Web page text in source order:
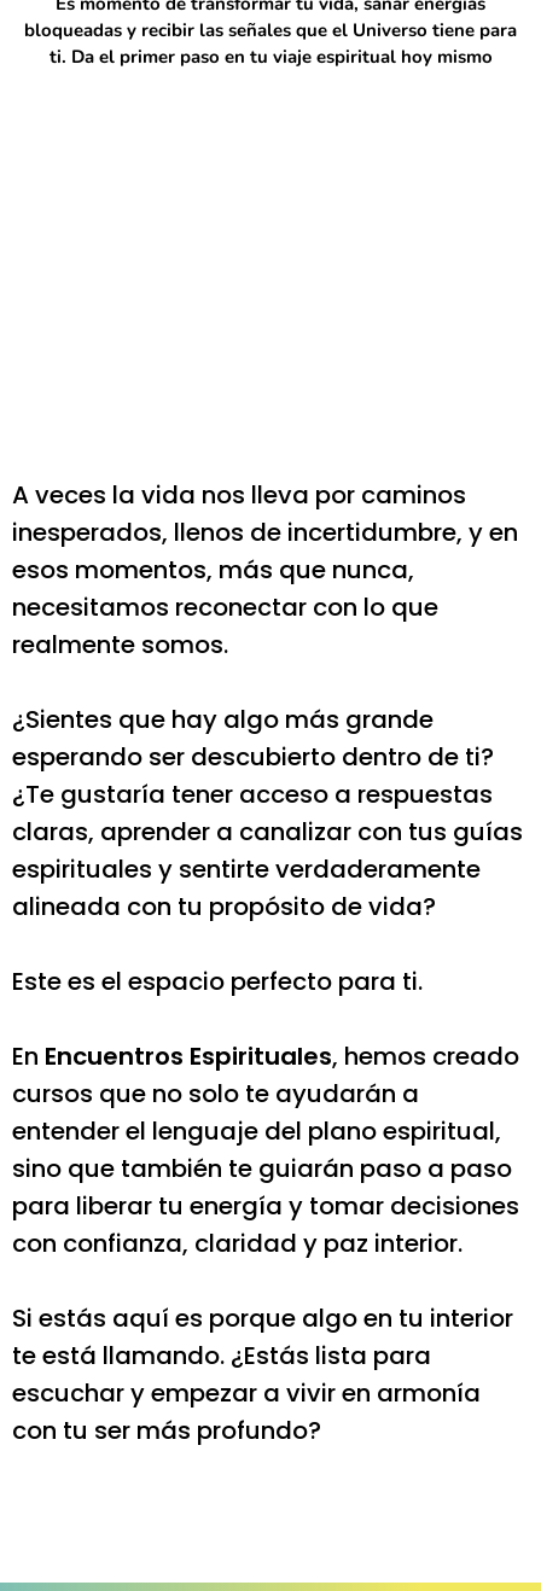
bloqueadas y recibir las señales que el Universo tiene para
ti. Da el primer paso en tu viaje espiritual hoy mismo
A veces la vida nos lleva por caminos
inesperados, llenos de incertidumbre, y en
esos momentos, más que nunca,
necesitamos reconectar con lo que
realmente somos.
¿Sientes que hay algo más grande
esperando ser descubierto dentro de ti?
¿Te gustaría tener acceso a respuestas
claras, aprender a canalizar con tus guías
espirituales y sentirte verdaderamente
alineada con tu propósito de vida?
Este es el espacio perfecto para ti.
En Encuentros Espirituales, hemos creado
cursos que no solo te ayudarán a
entender el lenguaje del plano espiritual,
sino que también te guiarán paso a paso
para liberar tu energía y tomar decisiones
con confianza, claridad y paz interior.
Si estás aquí es porque algo en tu interior
te está llamando. ¿Estás lista para
escuchar y empezar a vivir en armonía
con tu ser más profundo?